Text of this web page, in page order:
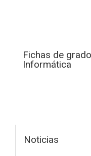
Fichas de
Informática
Noticias